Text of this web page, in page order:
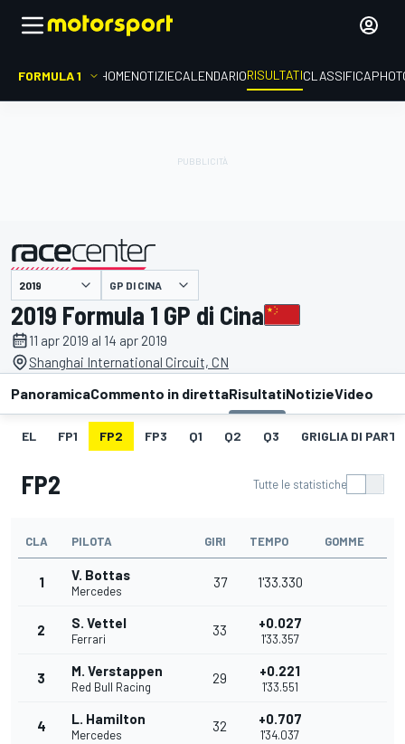
FORMULA 1 HOMENOTIZIECALENDARIORISULTATICLASSIFICA
presentato da GP DI CINA
2019 Formula 1 GP di Cina
11 apr 2019 al 14 apr 2019
Shanghai International Circuit, CN
PanoramicaCommento in direttaRisultatiNotizieVideo
EL FP1 FP2 FP3 Q1 Q2 Q3 GRIGLIA DI
FP2 Tutte le statistiche
CLA PILOTA GIRI TEMPO GOMME
1 V. Bottas
Mercedes
37 1'33.330
2 S. Vettel
Ferrari
33 +0.027
1'33.357
3 M. Verstappen
Red Bull Racing
29 +0.221
1'33.551
4 L. Hamilton
Mercedes
32 +0.707
1'34.037